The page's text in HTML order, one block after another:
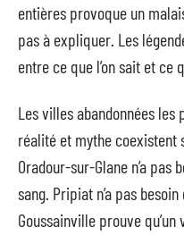
entières provoque un
pas à expliquer. Les
entre ce que l’on sait et ce
Les villes abandonnées
réalité et mythe coexistent
Oradour-sur-Glane n’a
sang. Pripiat n’a pas
Goussainville prouve